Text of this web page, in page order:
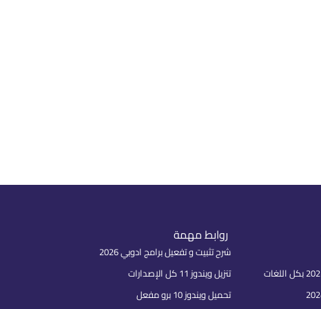
روابط مهمة
شرح تثبيت و تفعيل برامج ادوبي 2026
تنزيل ويندوز 11 كل الإصدارات
تحميل ويندوز 10 برو مفعل